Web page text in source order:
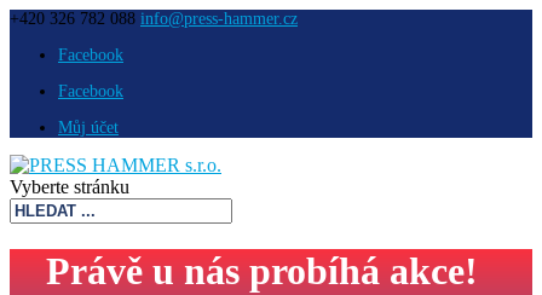
+420 326 782 088 info@press-hammer.cz
Facebook
Facebook
Můj účet
Vyberte stránku
Právě u nás probíhá akce!